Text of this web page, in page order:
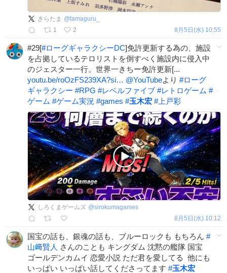
きらたま @tamaguru_
1
2 8月5日(水) 10:55
#29[#ローグギャラクシーDC]免許更新する為の、施設
を占拠しているテロリストを倒すべく施設内に侵入中
のジェスター一行。世界一きちー免許更新[...
youtu.be/roOzFS239XA?si… @YouTubeより #ローグ
ギャラクシー #RPG #レベルファイブ #レトロゲーム #
ゲーム #ゲーム実況 #games #玉木宏 #上戸彩
しろくまゲームズ @sirokumagames
8月5日(水) 10:12
国宝の話も、銀魂の話も⁡、ブルーロックも⁡ ⁡もちろん #
山﨑賢人 さんのことも キングダム 沈黙の艦隊 国宝 ⁡ ⁡
ゴールデンカムイ⁡ ⁡恋愛小説⁡ ただ君を愛してる⁡ ⁡⁡ 他にも⁡
いっぱい いっぱい話してくださってます #玉木宏